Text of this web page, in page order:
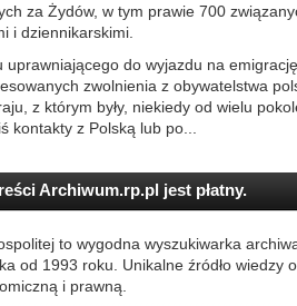
za Żydów, w tym prawie 700
i dziennikarskimi.
do wyjazdu na emigrację
zwolnienia z obywatelstwa
z którym były, niekiedy od wielu
kontakty z Polską lub po...
Archiwum.rp.pl jest płatny.
to wygodna wyszukiwarka
od 1993 roku. Unikalne źródło wiedzy
i prawną.